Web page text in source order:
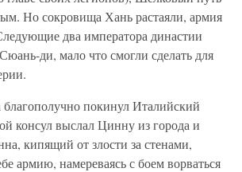
Но сокровища Хань растаяли, армия
два императора династии
ди, мало что смогли сделать для
благополучно покинул Италийский
консул выслал Цинну из города и
кипящий от злости за стенами,
армию, намереваясь с боем ворваться